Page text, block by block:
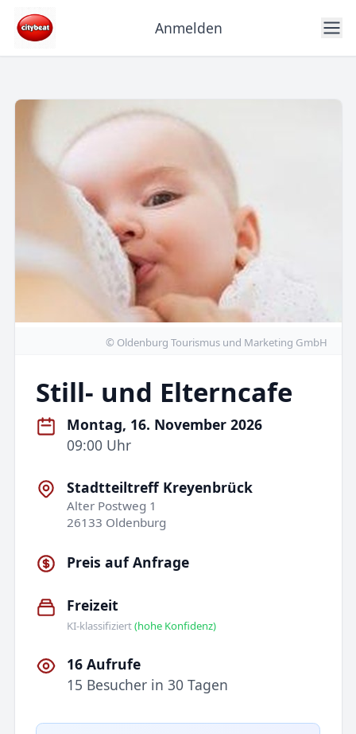
Anmelden
© Oldenburg Tourismus und Marketing GmbH
Still- und Elterncafe
Montag, 16. November 2026
09:00 Uhr
Stadtteiltreff Kreyenbrück
Alter Postweg 1
26133 Oldenburg
Preis auf Anfrage
Freizeit
KI-klassifiziert(hohe Konfidenz)
16 Aufrufe
15 Besucher in 30 Tagen